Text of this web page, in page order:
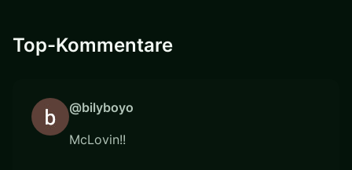
Top-Kommentare
@bilyboyo
McLovin!!